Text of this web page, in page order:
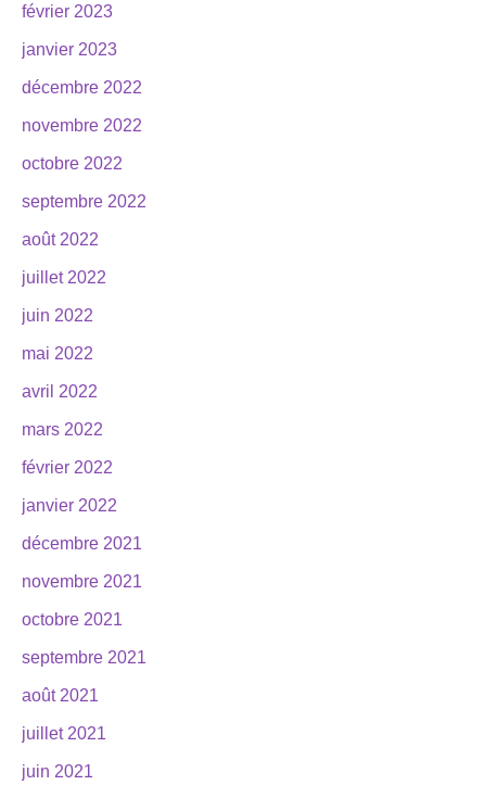
février 2023
janvier 2023
décembre 2022
novembre 2022
octobre 2022
septembre 2022
août 2022
juillet 2022
juin 2022
mai 2022
avril 2022
mars 2022
février 2022
janvier 2022
décembre 2021
novembre 2021
octobre 2021
septembre 2021
août 2021
juillet 2021
juin 2021